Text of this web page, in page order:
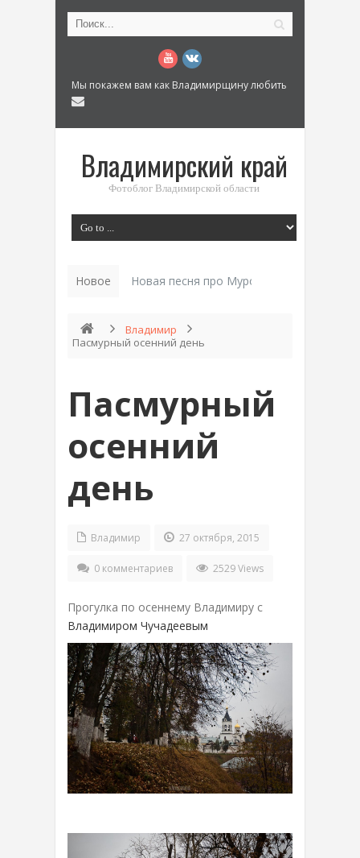
Мы покажем вам как Владимирщину любить
Владимирский край
Фотоблог Владимирской области
Новое Ис_
Владимир
Пасмурный осенний день
Пасмурный
осенний
день
Владимир 27 октября, 2015
0 комментариев 2529 Views
Прогулка по осеннему Владимиру с
Владимиром Чучадеевым